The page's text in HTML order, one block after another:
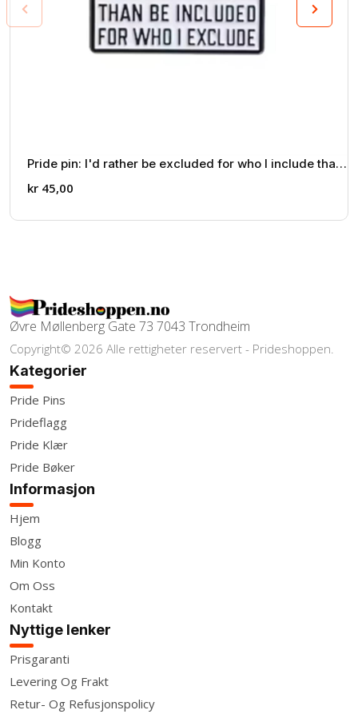
Pride pin: I'd rather be excluded for who I include than
kr 45,00
Øvre Møllenberg Gate 73 7043 Trondheim
Copyright© 2026 Alle rettigheter reservert - Prideshoppen.
Kategorier
Pride Pins
Prideflagg
Pride Klær
Pride Bøker
Informasjon
Hjem
Blogg
Min Konto
Om Oss
Kontakt
Nyttige lenker
Prisgaranti
Levering Og Frakt
Retur- Og Refusjonspolicy